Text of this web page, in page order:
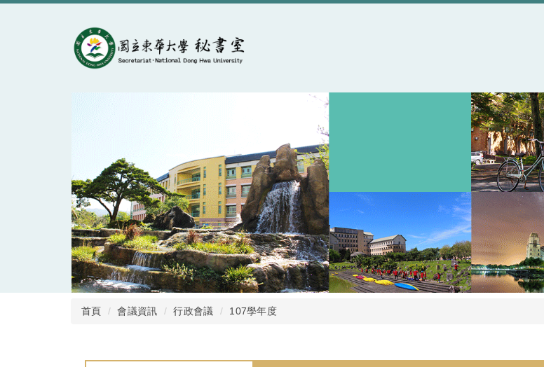
首頁 會議資訊 行政會議 107學年度